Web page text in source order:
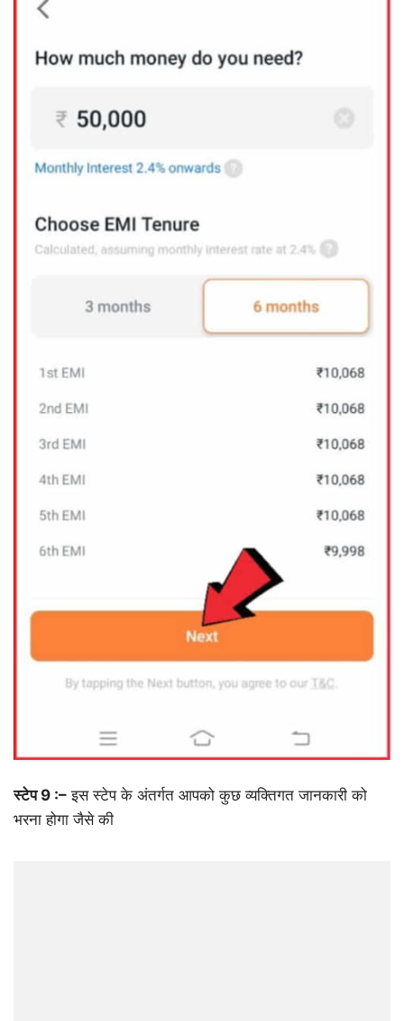
स्टेप 9 :– इस स्टेप के अंतर्गत आपको कुछ व्यक्तिगत जानकारी को
भरना होगा जैसे की